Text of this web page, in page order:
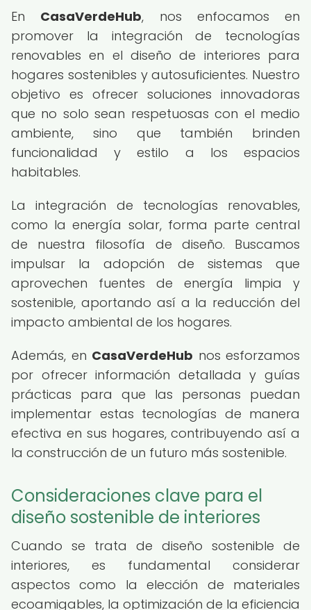
En CasaVerdeHub, nos enfocamos en
promover la integración de tecnologías
renovables en el diseño de interiores para
hogares sostenibles y autosuficientes. Nuestro
objetivo es ofrecer soluciones innovadoras
que no solo sean respetuosas con el medio
ambiente, sino que también brinden
funcionalidad y estilo a los espacios
habitables.
La integración de tecnologías renovables,
como la energía solar, forma parte central
de nuestra filosofía de diseño. Buscamos
impulsar la adopción de sistemas que
aprovechen fuentes de energía limpia y
sostenible, aportando así a la reducción del
impacto ambiental de los hogares.
Además, en CasaVerdeHub nos esforzamos
por ofrecer información detallada y guías
prácticas para que las personas puedan
implementar estas tecnologías de manera
efectiva en sus hogares, contribuyendo así a
la construcción de un futuro más sostenible.
Consideraciones clave para el
diseño sostenible de interiores
Cuando se trata de diseño sostenible de
interiores, es fundamental considerar
aspectos como la elección de materiales
ecoamigables, la optimización de la eficiencia